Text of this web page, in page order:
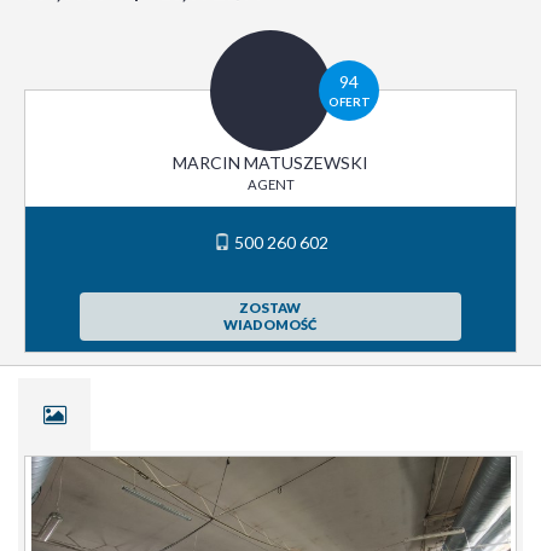
94
OFERT
MARCIN MATUSZEWSKI
AGENT
500 260 602
ZOSTAW
WIADOMOŚĆ